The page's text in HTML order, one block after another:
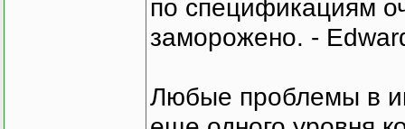
по спецификациям
заморожено. -
Любые проблемы в